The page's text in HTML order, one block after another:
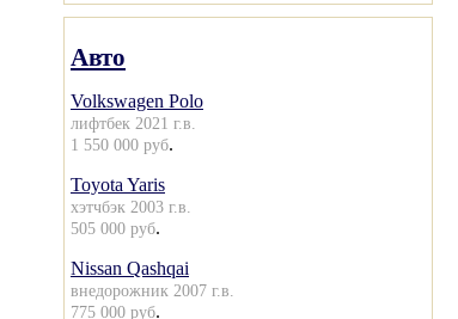
Авто
Volkswagen Polo
лифтбек 2021 г.в.
1 550 000 руб.
Toyota Yaris
хэтчбэк 2003 г.в.
505 000 руб.
Nissan Qashqai
внедорожник 2007 г.в.
775 000 руб.